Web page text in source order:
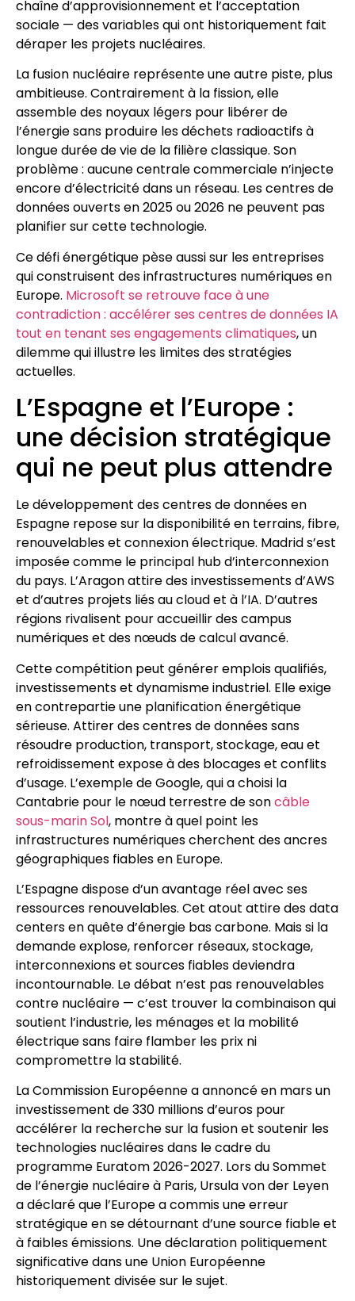
chaîne d’approvisionnement et l’acceptation
sociale — des variables qui ont historiquement fait
déraper les projets nucléaires.
La fusion nucléaire représente une autre piste, plus
ambitieuse. Contrairement à la fission, elle
assemble des noyaux légers pour libérer de
l’énergie sans produire les déchets radioactifs à
longue durée de vie de la filière classique. Son
problème : aucune centrale commerciale n’injecte
encore d’électricité dans un réseau. Les centres de
données ouverts en 2025 ou 2026 ne peuvent pas
planifier sur cette technologie.
Ce défi énergétique pèse aussi sur les entreprises
qui construisent des infrastructures numériques en
Europe. Microsoft se retrouve face à une
contradiction : accélérer ses centres de données IA
tout en tenant ses engagements climatiques, un
dilemme qui illustre les limites des stratégies
actuelles.
L’Espagne et l’Europe :
une décision stratégique
qui ne peut plus attendre
Le développement des centres de données en
Espagne repose sur la disponibilité en terrains, fibre,
renouvelables et connexion électrique. Madrid s’est
imposée comme le principal hub d’interconnexion
du pays. L’Aragon attire des investissements d’AWS
et d’autres projets liés au cloud et à l’IA. D’autres
régions rivalisent pour accueillir des campus
numériques et des nœuds de calcul avancé.
Cette compétition peut générer emplois qualifiés,
investissements et dynamisme industriel. Elle exige
en contrepartie une planification énergétique
sérieuse. Attirer des centres de données sans
résoudre production, transport, stockage, eau et
refroidissement expose à des blocages et conflits
d’usage. L’exemple de Google, qui a choisi la
Cantabrie pour le nœud terrestre de soncâble
sous-marin Sol, montre à quel point les
infrastructures numériques cherchent des ancres
géographiques fiables en Europe.
L’Espagne dispose d’un avantage réel avec ses
ressources renouvelables. Cet atout attire des data
centers en quête d’énergie bas carbone. Mais si la
demande explose, renforcer réseaux, stockage,
interconnexions et sources fiables deviendra
incontournable. Le débat n’est pas renouvelables
contre nucléaire — c’est trouver la combinaison qui
soutient l’industrie, les ménages et la mobilité
électrique sans faire flamber les prix ni
compromettre la stabilité.
La Commission Européenne a annoncé en mars un
investissement de 330 millions d’euros pour
accélérer la recherche sur la fusion et soutenir les
technologies nucléaires dans le cadre du
programme Euratom 2026-2027. Lors du Sommet
de l’énergie nucléaire à Paris, Ursula von der Leyen
a déclaré que l’Europe a commis une erreur
stratégique en se détournant d’une source fiable et
à faibles émissions. Une déclaration politiquement
significative dans une Union Européenne
historiquement divisée sur le sujet.